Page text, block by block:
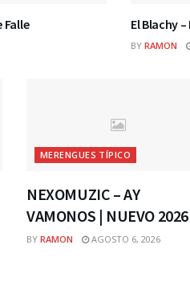
Falle El Blachy
BY RAMON
MERENGUES TÍPICO
NEXOMUZIC – AY
VAMONOS | NUEVO 2026
BY RAMON AGOSTO 6, 2026